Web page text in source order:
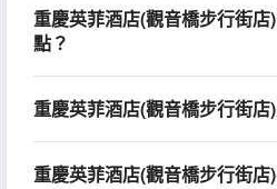
重慶英菲酒店(觀音橋步行街
點？
重慶英菲酒店(觀音橋步行街店
重慶英菲酒店(觀音橋步行街店